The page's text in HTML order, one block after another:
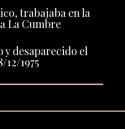
trabajaba en la
La Cumbre
y desaparecido el
12/1975